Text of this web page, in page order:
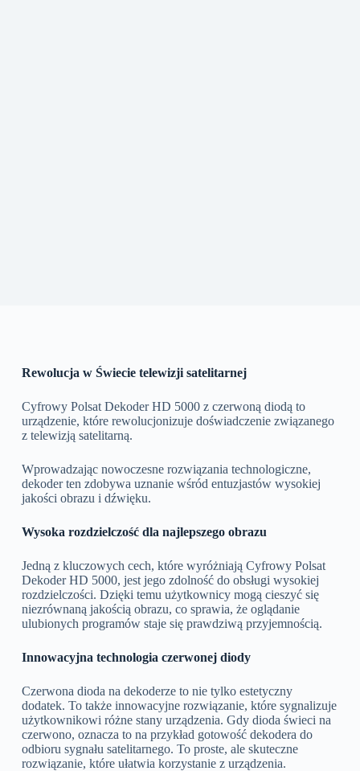
Rewolucja w Świecie telewizji satelitarnej
Cyfrowy Polsat Dekoder HD 5000 z czerwoną diodą to
urządzenie, które rewolucjonizuje doświadczenie związanego
z telewizją satelitarną.
Wprowadzając nowoczesne rozwiązania technologiczne,
dekoder ten zdobywa uznanie wśród entuzjastów wysokiej
jakości obrazu i dźwięku.
Wysoka rozdzielczość dla najlepszego obrazu
Jedną z kluczowych cech, które wyróżniają Cyfrowy Polsat
Dekoder HD 5000, jest jego zdolność do obsługi wysokiej
rozdzielczości. Dzięki temu użytkownicy mogą cieszyć się
niezrównaną jakością obrazu, co sprawia, że oglądanie
ulubionych programów staje się prawdziwą przyjemnością.
Innowacyjna technologia czerwonej diody
Czerwona dioda na dekoderze to nie tylko estetyczny
dodatek. To także innowacyjne rozwiązanie, które sygnalizuje
użytkownikowi różne stany urządzenia. Gdy dioda świeci na
czerwono, oznacza to na przykład gotowość dekodera do
odbioru sygnału satelitarnego. To proste, ale skuteczne
rozwiązanie, które ułatwia korzystanie z urządzenia.